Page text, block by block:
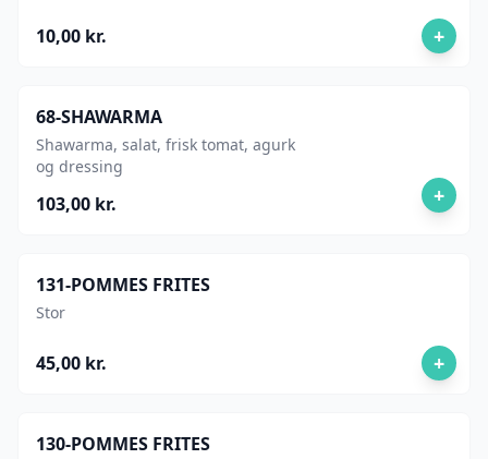
10,00 kr. +
68-SHAWARMA
Shawarma, salat, frisk tomat, agurk
og dressing
103,00 kr. +
131-POMMES FRITES
Stor
45,00 kr. +
130-POMMES FRITES